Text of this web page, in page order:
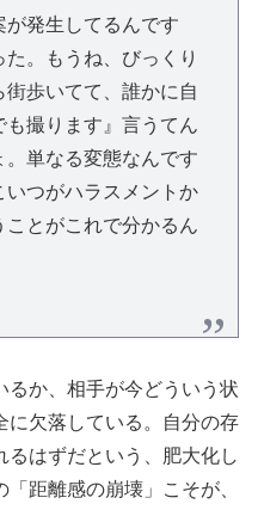
が発生してるんです
。もうね、びっくり
歩いてて、誰かに自
撮ります』言うてん
単なる変態なんです
いつがハラスメントか
とがこれで分かるん
るか、相手が今どういう状
に欠落している。自分の存
はずだという、肥大化し
距離感の崩壊」こそが、